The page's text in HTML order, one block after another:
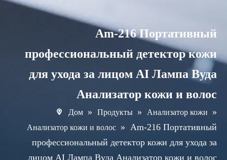
Am-216 Портативный
профессиональный детектор кожи
для ухода за лицом AI Лампа Вуда
Анализатор кожи и волос
Дом » Продукты » Анализатор кожи »
Анализатор кожи и волос » Am-216 Портативный
профессиональный детектор кожи для ухода за
лицом AI Лампа Вуда Анализатор кожи и волос